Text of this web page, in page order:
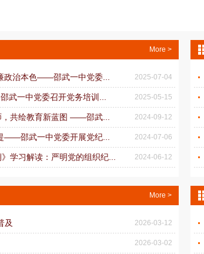
More >
政治本色——邵武一中党委... 2025-07-04
武一中党委召开党务培训... 2025-05-15
，共绘教育新蓝图 ——邵武... 2024-09-12
——邵武一中党委开展党纪... 2024-07-06
学习解读：严明党的组织纪... 2024-06-12
More >
及 2026-03-12
2026-03-02